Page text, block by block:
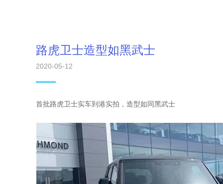
路虎卫士造型如黑武士
2020-05-12
首批路虎卫士实车到港实拍，造型如同黑武士